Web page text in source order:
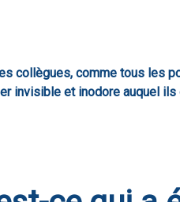
collègues, comme tous les
invisible et inodore auquel ils